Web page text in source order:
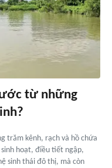
từ những
trăm kênh, rạch và hồ chứa
hoạt, điều tiết ngập,
sinh thái đô thị, mà còn